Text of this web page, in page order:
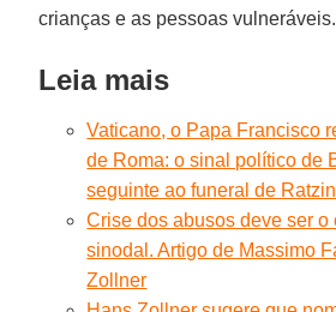
crianças e as pessoas vulneráveis.
Leia mais
Vaticano, o Papa Francisco
de Roma: o sinal político de
seguinte ao funeral de
Crise dos abusos deve ser o
sinodal. Artigo de Massimo
Zollner